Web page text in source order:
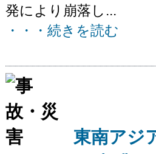
発により崩落し...
・・・続きを読む
東南アジ